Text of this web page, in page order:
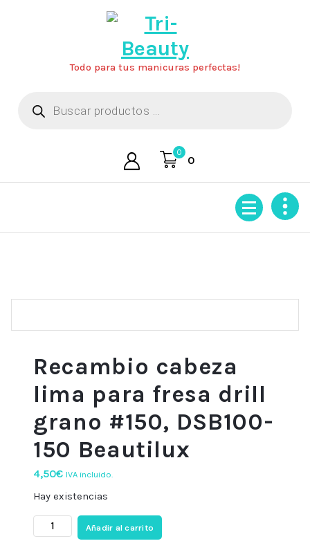
Todo para tus manicuras perfectas!
productos
0
0
Recambio cabeza
lima para fresa drill
grano #150, DSB100-
150 Beautilux
4,50€ IVA incluido.
Hay existencias
Recambio
cabeza
Añadir al carrito